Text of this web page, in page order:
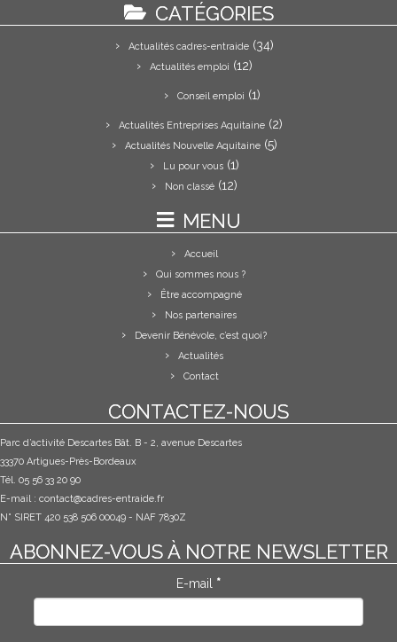
CATÉGORIES
Actualités cadres-entraide(34)
Actualités emploi (12)
Conseil emploi (1)
Actualités Entreprises Aquitaine (2)
Actualités Nouvelle Aquitaine(5)
Lu pour vous(1)
Non classé(12)
MENU
Accueil
Qui sommes nous ?
Être accompagné
Nos partenaires
Devenir Bénévole, c’est quoi?
Actualités
Contact
CONTACTEZ-NOUS
Parc d’activité Descartes Bât. B - 2, avenue Descartes
33370 Artigues-Près-Bordeaux
Tél. 05 56 33 20 90
E-mail : contact@cadres-entraide.fr
N° SIRET 420 538 506 00049 - NAF 7830Z
ABONNEZ-VOUS À NOTRE NEWSLETTER
E-mail *